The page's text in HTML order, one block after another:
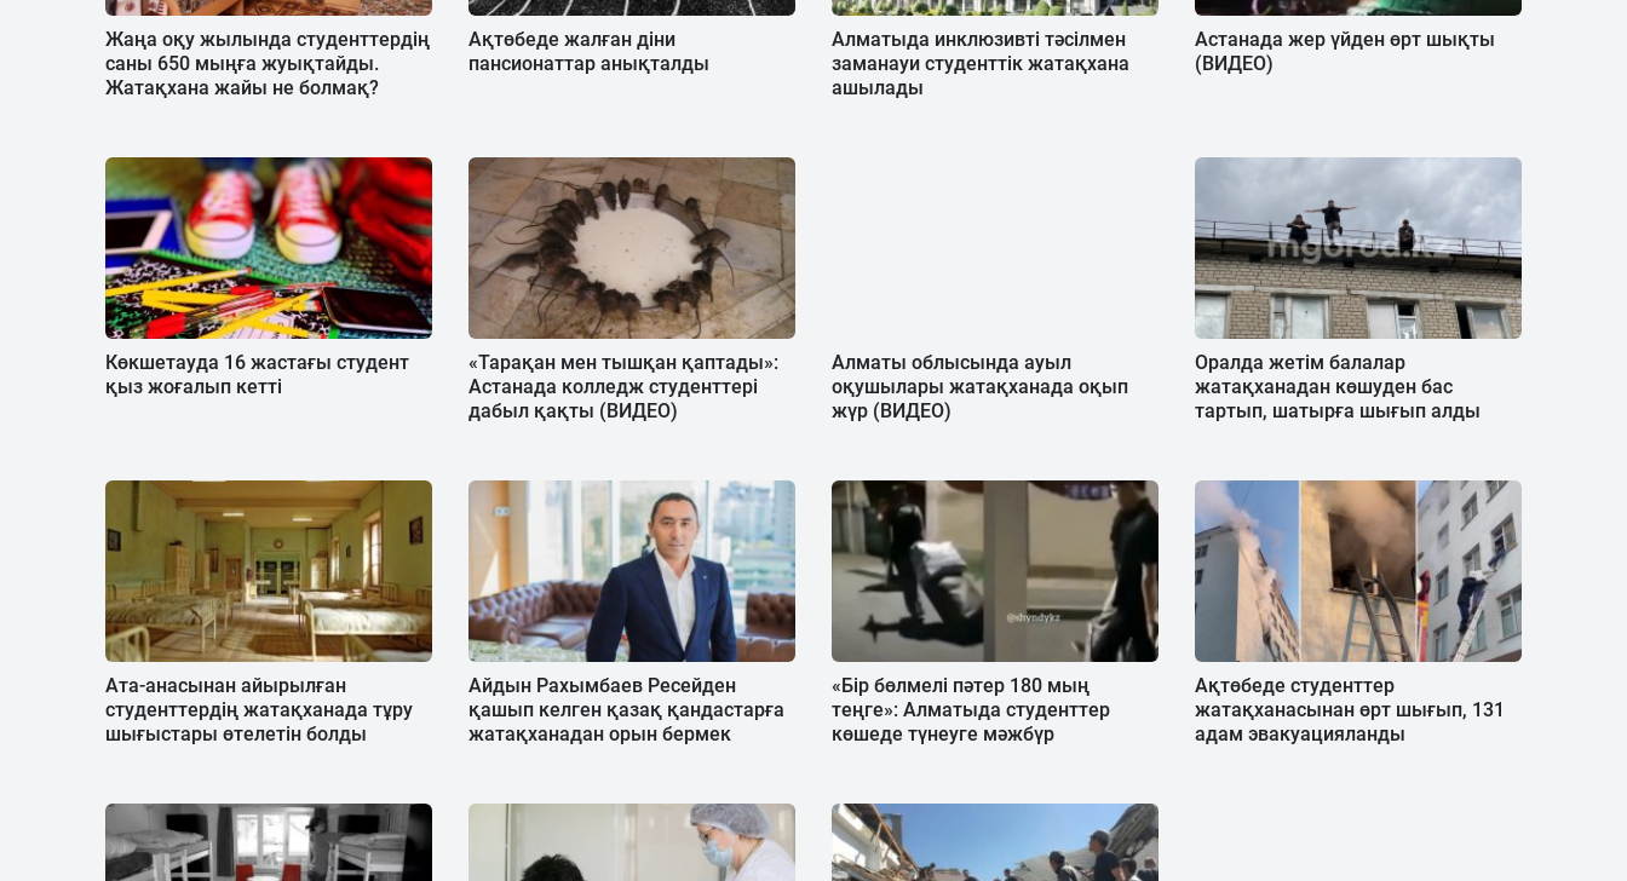
Жаңа оқу жылында студенттердің
саны 650 мыңға жуықтайды.
Жатақхана жайы не болмақ?
Ақтөбеде жалған діни
пансионаттар анықталды
Алматыда инклюзивті тәсілмен
заманауи студенттік жатақхана
ашылады
Астанада жер үйден өрт шықты
(ВИДЕО)
Көкшетауда 16 жастағы студент
қыз жоғалып кетті
«Тарақан мен тышқан қаптады»:
Астанада колледж студенттері
дабыл қақты (ВИДЕО)
Алматы облысында ауыл
оқушылары жатақханада оқып
жүр (ВИДЕО)
Оралда жетім балалар
жатақханадан көшуден бас
тартып, шатырға шығып алды
Ата-анасынан айырылған
студенттердің жатақханада тұру
шығыстары өтелетін болды
Айдын Рахымбаев Ресейден
қашып келген қазақ қандастарға
жатақханадан орын бермек
«Бір бөлмелі пәтер 180 мың
теңге»: Алматыда студенттер
көшеде түнеуге мәжбүр
Ақтөбеде студенттер
жатақханасынан өрт шығып, 131
адам эвакуацияланды